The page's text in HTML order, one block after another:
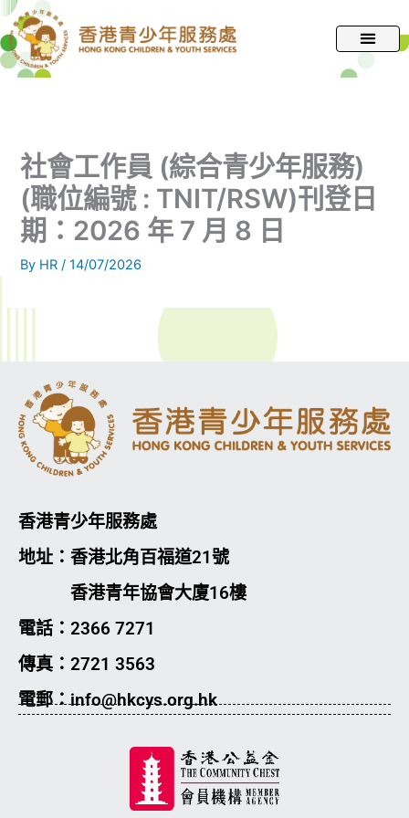
跳
至
主
社會工作員 (綜合青少年服務)
(職位編號 : TNIT/RSW)刊登日
期：2026 年 7 月 8 日
By HR/14/07/2026
香港青少年服務處
地址：香港北角百福道21號
香港青年協會大廈16樓
電話：2366 7271
傳真：2721 3563
電郵：info@hkcys.org.hk